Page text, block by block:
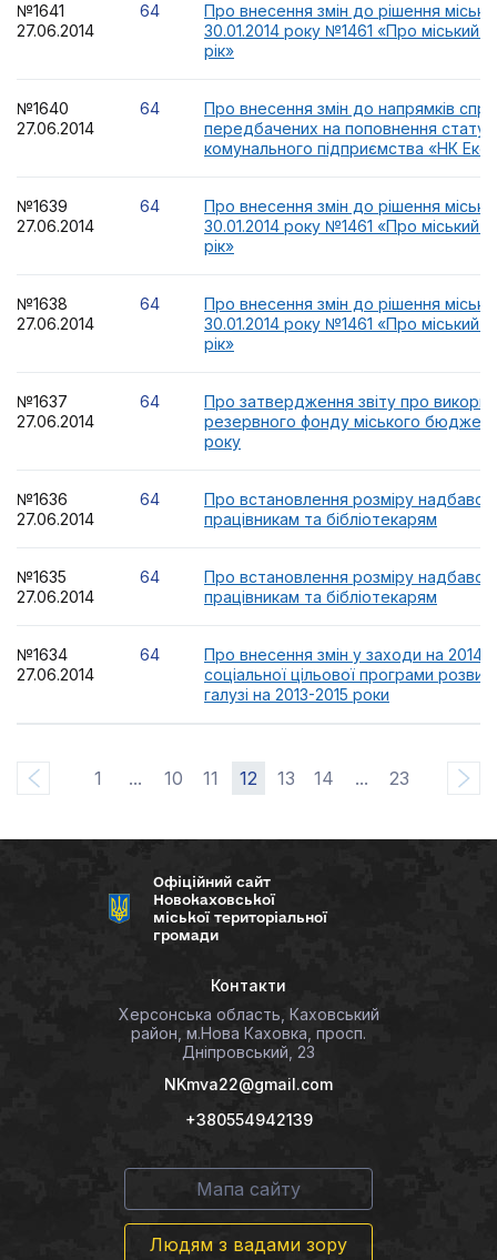
№1641
27.06.2014
64
Про внесення змін до рішення
30.01.2014 року №1461 «Про міський
рік»
№1640
27.06.2014
64
Про внесення змін до напрямків
передбачених на поповнення
комунального підприємства «НК
№1639
27.06.2014
64
Про внесення змін до рішення
30.01.2014 року №1461 «Про міський
рік»
№1638
27.06.2014
64
Про внесення змін до рішення
30.01.2014 року №1461 «Про міський
рік»
№1637
27.06.2014
64
Про затвердження звіту про
резервного фонду міського бюджету
року
№1636
27.06.2014
64
Про встановлення розміру надбавок
працівникам та бібліотекарям
№1635
27.06.2014
64
Про встановлення розміру надбавок
працівникам та бібліотекарям
№1634
27.06.2014
64
Про внесення змін у заходи на 2014
соціальної цільової програми
галузі на 2013-2015 роки
1 ... 10 11 12 13 14 ... 23
Офіційний сайт
Новокаховської
міської територіальної
громади
Контакти
Херсонська область, Каховський
район, м.Нова Каховка, просп.
Дніпровський, 23
NKmva22@gmail.com
+380554942139
Мапа сайту
Людям з вадами зору